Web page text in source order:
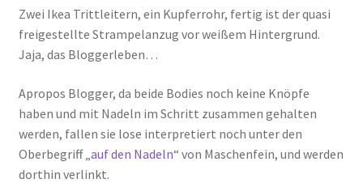
Zwei Ikea Trittleitern, ein Kupferrohr, fertig ist der quasi
freigestellte Strampelanzug vor weißem Hintergrund.
Jaja, das Bloggerleben…
Apropos Blogger, da beide Bodies noch keine Knöpfe
haben und mit Nadeln im Schritt zusammen gehalten
werden, fallen sie lose interpretiert noch unter den
Oberbegriff „ auf den Nadeln“ von Maschenfein, und werden
dorthin verlinkt.